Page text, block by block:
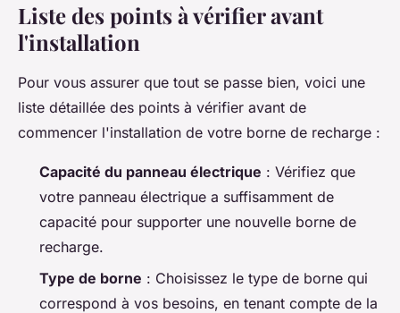
Liste des points à vérifier avant
l'installation
Pour vous assurer que tout se passe bien, voici une
liste détaillée des points à vérifier avant de
commencer l'installation de votre borne de recharge :
Capacité du panneau électrique : Vérifiez que
votre panneau électrique a suffisamment de
capacité pour supporter une nouvelle borne de
recharge.
Type de borne : Choisissez le type de borne qui
correspond à vos besoins, en tenant compte de la